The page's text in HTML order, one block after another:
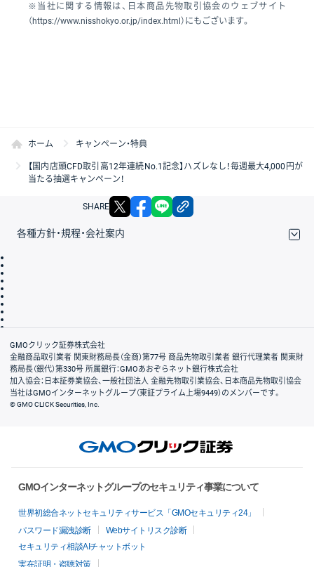
※当社に関する情報は、日本商品先物取引協会のウェブサイト
（https://www.nisshokyo.or.jp/index.html）にもございます。
ホーム キャンペーン・特典
【国内店頭CFD取引高12年連続No.1記念】ハズレなし！毎週最大4,000円が
当たる抽選キャンペーン！
SHARE X facebook
各種方針・規程・会社案内
会社案内
GMOクリック証券株式会社
金融商品取引業者 関東財務局長（金商）第77号 商品先物取引業者 銀行代理業者 関東財
務局長（銀代）第330号 所属銀行：GMOあおぞらネット銀行株式会社
加入協会：日本証券業協会、一般社団法人 金融先物取引業協会、日本商品先物取引協会
当社はGMOインターネットグループ（東証プライム上場9449）のメンバーです。
© GMO CLICK Securities, Inc.
GMOインターネットグループのセキュリティ事業について
世界初総合ネットセキュリティサービス「GMOセキュリティ24」
パスワード漏洩診断
Webサイトリスク診断
セキュリティ相談AIチャットボット
実在証明・盗聴対策